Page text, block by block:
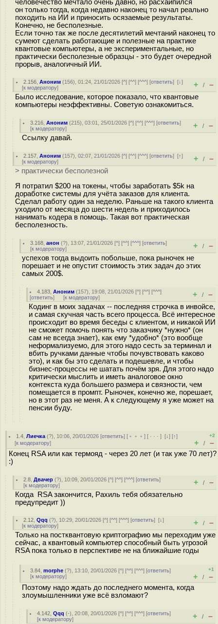
человечество мечтало очень давно, но расхайпился
он только тогда, когда недавно наконец то начал реально
походить на ИИ и приносить осязаемые результаты.
Конечно, не бесполезные.
Если точно так же после десятилетий мечтаний наконец то
сумеют сделать работающие и полезные на практике
квантовые компьютеры, а не экспериментальные, но
практически бесполезные образцы - это будет очередной
прорыв, аналогичный ИИ.
2.156 ,Аноним (156), 01:24, 21/01/2026 [^] [^^] [^^^] [ответить][↓]
[к модератору] + / –
Было исследование, которое показало, что квантовые
компьютеры неэффективны. Советую ознакомиться.
3.216 ,Аноним (215), 03:01, 25/01/2026 [^] [^^] [^^^] [ответить]
[к модератору] + / –
Ссылку давай.
2.157 ,Аноним (157), 02:07, 21/01/2026 [^] [^^] [^^^] [ответить][↑]
[к модератору] + / –
> практически бесполезной
Я потратил $200 на токены, чтобы заработать $5k на
доработке системы для учёта заказов для клиента.
Сделал работу один за неделю. Раньше на такого клиента
уходило от месяца до шести недель и приходилось
нанимать кодера в помощь. Такая вот практическая
бесполезность.
3.168 ,анон (?), 13:07, 21/01/2026 [^] [^^] [^^^] [ответить]
[к модератору] + / –
успехов тогда выдоить побольше, пока рыночек не
порешает и не опустит стоимость этих задач до этих
самых 200$.
4.183 ,Аноним (157), 19:08, 21/01/2026 [^] [^^] [^^^]
[ответить] [к модератору] + / –
Кодинг в моих задачах -- последняя строчка в инвойсе,
и самая скучная часть всего процесса. Всё интересное
происходит во время беседы с клиентом, и никакой ИИ
не сможет помочь понять что заказчику *нужно* (он
сам не всегда знает), как ему *удобно* (это вообще
неформализуемо, для этого надо сесть за терминал и
вбить ручками данные чтобы почувствовать каково
это), и как бы это сделать и подешевле, и чтобы
бизнес-процессы не шатать почём зря. Для этого надо
критически мыслить и иметь аналоговое окно
контекста куда большего размера и связности, чем
помещается в промпт. Рыночек, конечно же, порешает,
но в этот раз не меня. А к следующему я уже может на
пенсии буду.
1.4 ,Лиечка (?), 10:06, 20/01/2026 [ответить] [ ﹢﹢﹢] [ · · ·][↓] [↑]
[к модератору]
+2
+ / –
Конец RSA или как термояд - через 20 лет (и так уже 70 лет)?
:)
2.8 ,Двачер (?), 10:09, 20/01/2026 [^] [^^] [^^^] [ответить]
[к модератору] + / –
Когда RSA закончится, Рахиль тебя обязательно
предупредит ))
2.12 ,Qqq (?), 10:29, 20/01/2026 [^] [^^] [^^^] [ответить][↓]
[к модератору] + / –
Только на постквантовую криптографию мы переходим уже
сейчас, а квантовый компьютер способный быть угрозой
RSA пока только в перспективе не на ближайшие годы
3.84 ,morphe (?), 13:10, 20/01/2026 [^] [^^] [^^^] [ответить]
[к модератору]
+1
+ / –
Поэтому надо ждать до последнего момента, когда
злоумышленники уже всё взломают?
4.142 ,Qqq (-), 20:08, 20/01/2026 [^] [^^] [^^^] [ответить]
[к модератору] + / –